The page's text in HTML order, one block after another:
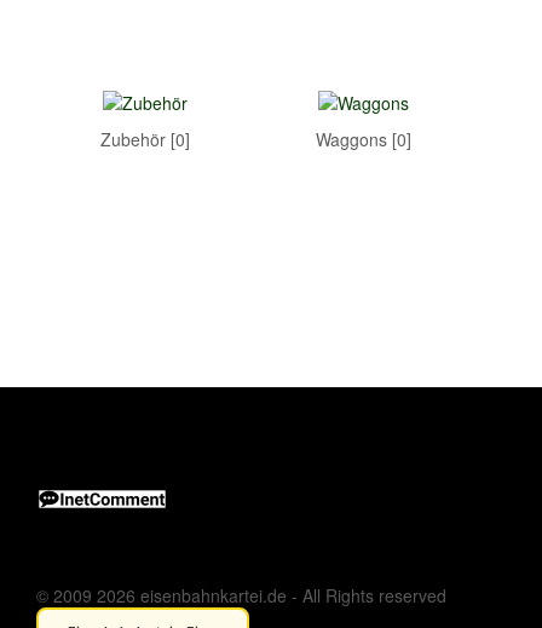
Zubehör [0] Waggons [0]
© 2009 2026 eisenbahnkartei.de - All Rights reserved